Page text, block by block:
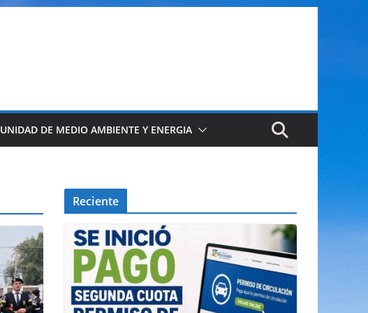
UNIDAD DE MEDIO AMBIENTE Y ENERGIA
Reciente